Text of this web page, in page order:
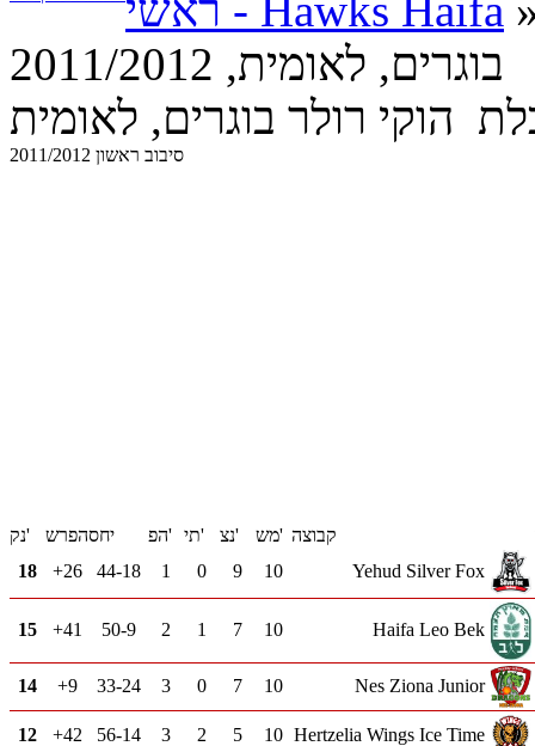
בוגרים, לאומית, 2011/2012
הוקי רולר בוגרים, לאומית
נק' הפרשיחס הפ' תי' נצ' מש' קבוצה
18
+26 44-18 1 0 9 10 Yehud Silver Fox
15 +41 50-9 2 1 7 10 Haifa Leo Bek
14 +9 33-24 3 0 7 10 Nes Ziona Junior
12 +42 56-14 3 2 5 10 Hertzelia Wings Ice Time